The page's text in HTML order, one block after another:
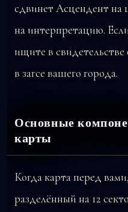
сдвинет Асцендент на
на интерпретацию.
ищите в
в загсе вашего города.
Основные
карты
Когда карта перед
разделённый на 12